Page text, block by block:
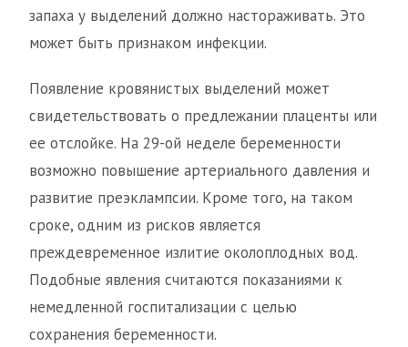
запаха у выделений должно настораживать. Это
может быть признаком инфекции.
Появление кровянистых выделений может
свидетельствовать о предлежании плаценты или
ее отслойке. На 29-ой неделе беременности
возможно повышение артериального давления и
развитие преэклампсии. Кроме того, на таком
сроке, одним из рисков является
преждевременное излитие околоплодных вод.
Подобные явления считаются показаниями к
немедленной госпитализации с целью
сохранения беременности.